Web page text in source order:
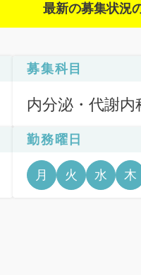
最新の募集状況
募集科目
内分泌・代謝内
勤務曜日
月 火 水 木